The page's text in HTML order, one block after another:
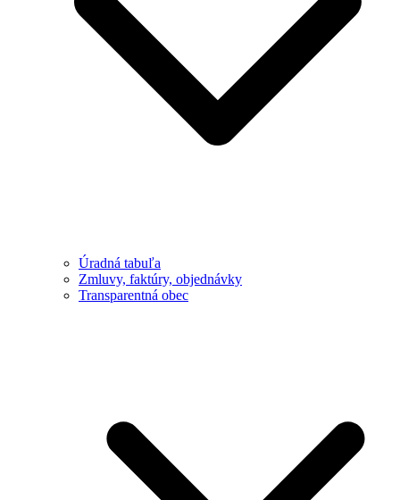
Úradná tabuľa
Zmluvy, faktúry, objednávky
Transparentná obec